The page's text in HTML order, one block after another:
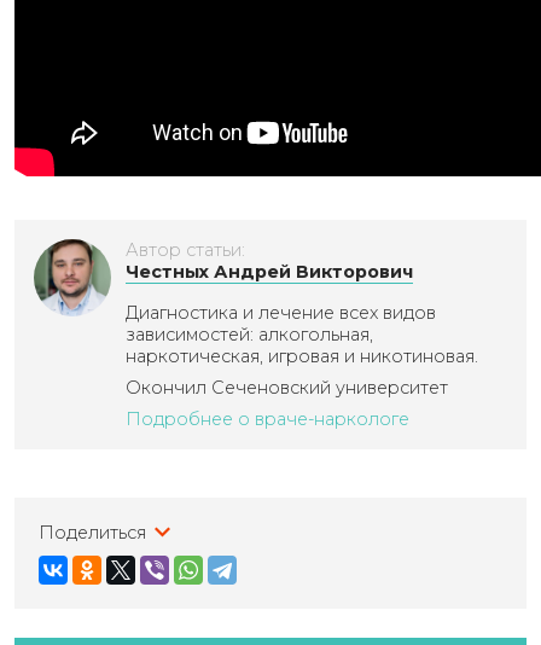
Автор статьи:
Честных Андрей Викторович
Диагностика и лечение всех видов
зависимостей: алкогольная,
наркотическая, игровая и никотиновая.
Окончил Сеченовский университет
Подробнее о враче-наркологе
Поделиться